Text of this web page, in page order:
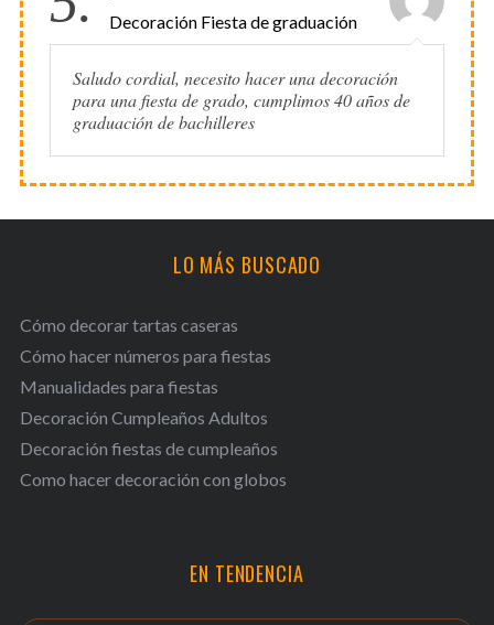
Decoración Fiesta de graduación
Saludo cordial, necesito hacer una decoración
para una fiesta de grado, cumplimos 40 años de
graduación de bachilleres
LO MÁS BUSCADO
Cómo decorar tartas caseras
Cómo hacer números para fiestas
Manualidades para fiestas
Decoración Cumpleaños Adultos
Decoración fiestas de cumpleaños
Como hacer decoración con globos
EN TENDENCIA